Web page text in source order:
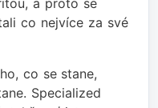
co nejvíce za své
co se stane,
Specialized